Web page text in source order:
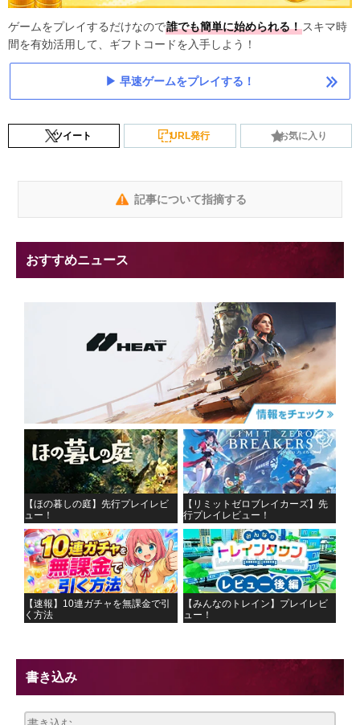
ゲームをプレイするだけなので誰でも簡単に始められる！スキマ時
間を有効活用して、ギフトコードを入手しよう！
早速ゲームをプレイする！
ツイート URL発行 お気に入り
記事について指摘する
おすすめニュース
【ほの暮しの庭】先行プレイレビ
ュー！
【リミットゼロブレイカーズ】先
行プレイレビュー！
【速報】10連ガチャを無課金で引
く方法
【みんなのトレイン】プレイレビ
ュー！
書き込み